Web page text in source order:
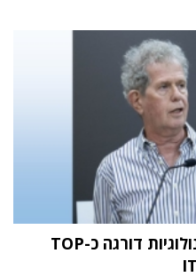
מחקר STKI השנתי: וואן טכנולוגיות דורגה כ-TOP